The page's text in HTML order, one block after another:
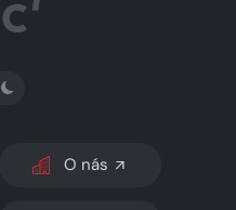
PŘEPNOUT SVĚTLÝ/TMAVÝ REŽIM
O nás